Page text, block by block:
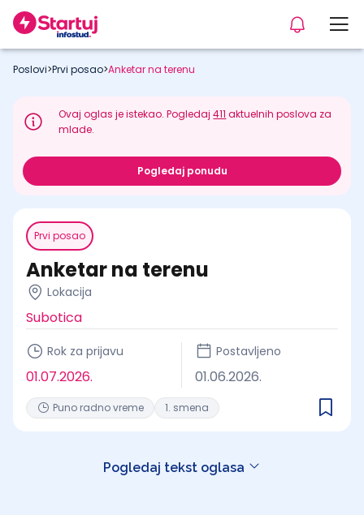
Poslovi>Prvi posao>Anketar na terenu
Ovaj oglas je istekao. Pogledaj411 aktuelnih poslova za
mlade.
Pogledaj ponudu
Prvi posao
Anketar na terenu
Lokacija
Subotica
Rok za prijavu
01.07.2026.
Postavljeno
01.06.2026.
Puno radno vreme 1. smena
Pogledaj tekst oglasa